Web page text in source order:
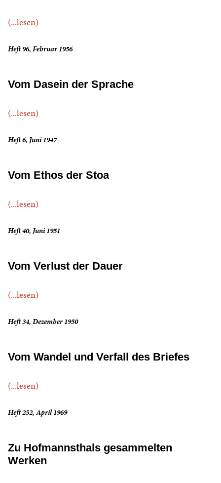
(...lesen)
Heft 96, Februar 1956
Vom Dasein der Sprache
(...lesen)
Heft 6, Juni 1947
Vom Ethos der Stoa
(...lesen)
Heft 40, Juni 1951
Vom Verlust der Dauer
(...lesen)
Heft 34, Dezember 1950
Vom Wandel und Verfall des Briefes
(...lesen)
Heft 252, April 1969
Zu Hofmannsthals gesammelten
Werken